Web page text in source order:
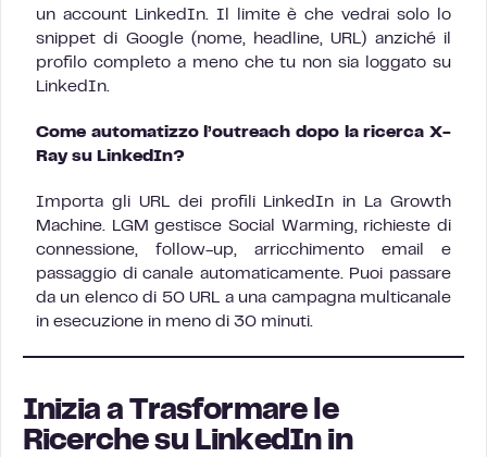
un account LinkedIn. Il limite è che vedrai solo lo
snippet di Google (nome, headline, URL) anziché il
profilo completo a meno che tu non sia loggato su
LinkedIn.
Come automatizzo l’outreach dopo la ricerca X-
Ray su LinkedIn?
Importa gli URL dei profili LinkedIn in La Growth
Machine. LGM gestisce Social Warming, richieste di
connessione, follow-up, arricchimento email e
passaggio di canale automaticamente. Puoi passare
da un elenco di 50 URL a una campagna multicanale
in esecuzione in meno di 30 minuti.
Inizia a Trasformare le
Ricerche su LinkedIn in